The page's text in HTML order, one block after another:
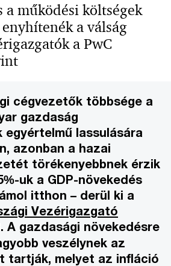
a működési költségek
a válság
a PwC
cégvezetők többsége a
gazdaság
egyértelmű lassulására
azonban a hazai
törékenyebbnek érzik
uk a GDP-növekedés
itthon – derül ki a
Vezérigazgató
. A gazdasági növekedésre
veszélynek az
tartják, melyet az infláció